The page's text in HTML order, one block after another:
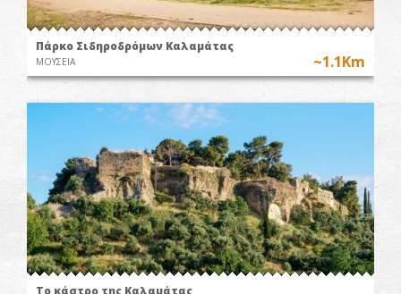
Πάρκο Σιδηροδρόμων Καλαμάτας
ΜΟΥΣΕΙΑ ~1.1Km